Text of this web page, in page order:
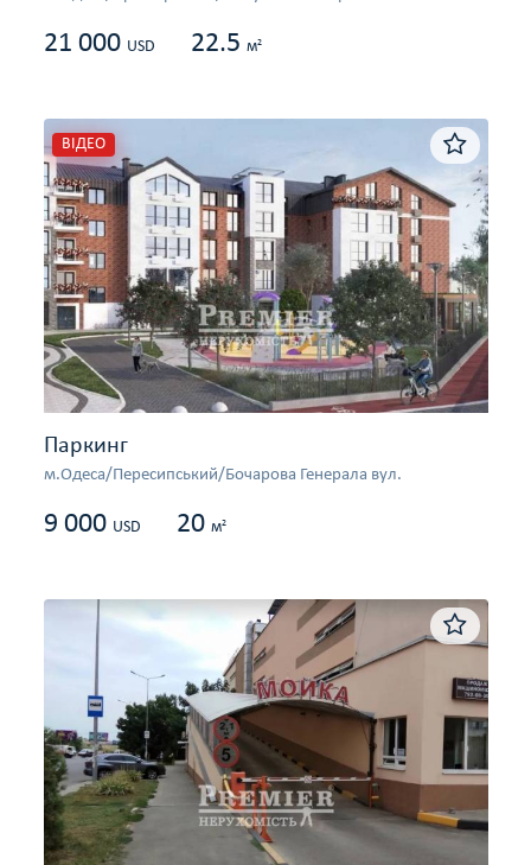
21 000 USD 22.5 м2
ВІДЕО
Паркинг
м.Одеса/Пересипський/Бочарова Генерала вул.
9 000 USD 20 м2